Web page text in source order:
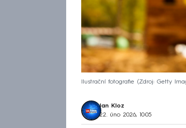
Ilustrační fotografie Zdroj: Getty
Jan Kloz
22. úno 2026, 10:05